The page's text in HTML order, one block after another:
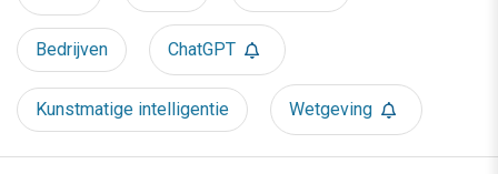
Bedrijven ChatGPT
Kunstmatige intelligentie Wetgeving